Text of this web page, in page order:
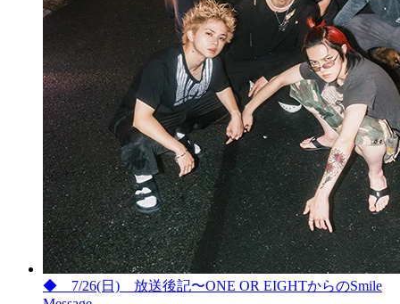
◆ 7/26(日) 放送後記〜ONE OR EIGHTからのSmile